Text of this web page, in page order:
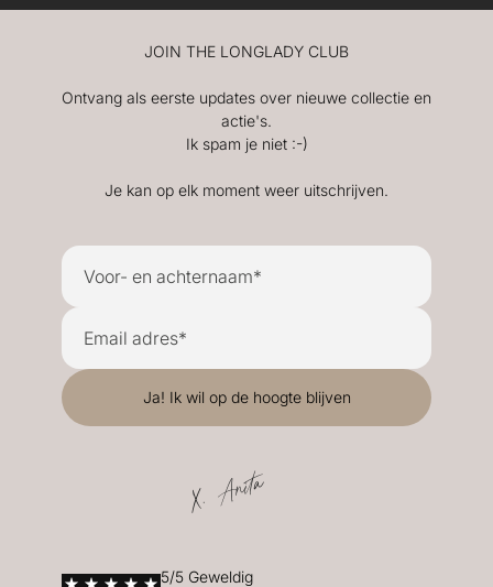
JOIN THE LONGLADY CLUB
Ontvang als eerste updates over nieuwe collectie en
actie's.
Ik spam je niet :-)
Je kan op elk moment weer uitschrijven.
X. Anita
5/5 Geweldig